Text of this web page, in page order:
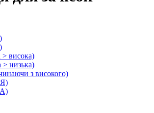
> висока)
> низька)
з високого)